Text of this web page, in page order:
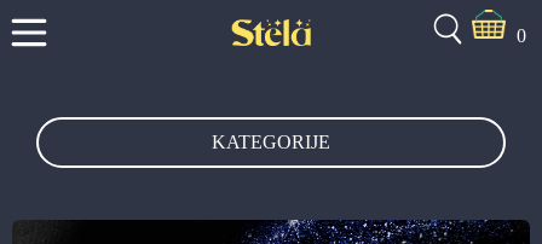
0
KATEGORIJE